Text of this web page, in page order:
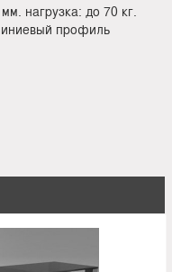
нагрузка: до 70 кг.
профиль